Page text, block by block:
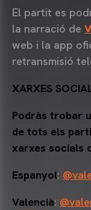
El partit es
la narració de
web i la app
retransmisió
XARXES
Podràs trobar
de tots els
xarxes socials
Espanyol:
Valencià: